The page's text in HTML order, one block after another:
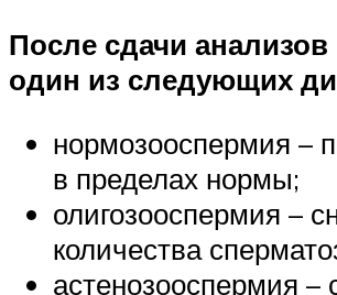
После сдачи
один из следующих
нормозооспермия –
в пределах нормы;
олигозооспермия –
количества
астенозооспермия –